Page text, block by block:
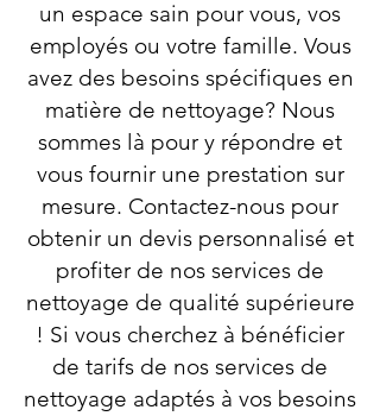
un espace sain pour vous, vos
employés ou votre famille. Vous
avez des besoins spécifiques en
matière de nettoyage? Nous
sommes là pour y répondre et
vous fournir une prestation sur
mesure. Contactez-nous pour
obtenir un devis personnalisé et
profiter de nos services de
nettoyage de qualité supérieure
! Si vous cherchez à bénéficier
de tarifs de nos services de
nettoyage adaptés à vos besoins